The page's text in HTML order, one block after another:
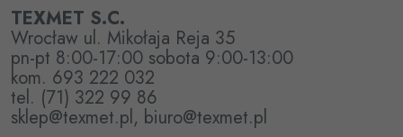
TEXMET S.C.
Wrocław ul. Mikołaja Reja 35
pn-pt 8:00-17:00 sobota 9:00-13:00
kom. 693 222 032
tel. (71) 322 99 86
sklep@texmet.pl, biuro@texmet.pl